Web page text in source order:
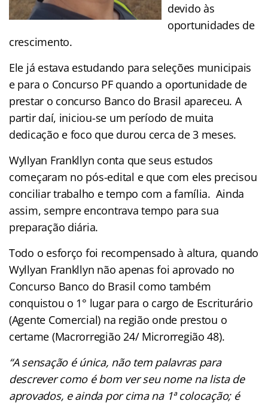
devido às
oportunidades de
crescimento.
Ele já estava estudando para seleções municipais
e para o Concurso PF quando a oportunidade de
prestar o concurso Banco do Brasil apareceu. A
partir daí, iniciou-se um período de muita
dedicação e foco que durou cerca de 3 meses.
Wyllyan Frankllyn conta que seus estudos
começaram no pós-edital e que com eles precisou
conciliar trabalho e tempo com a família. Ainda
assim, sempre encontrava tempo para sua
preparação diária.
Todo o esforço foi recompensado à altura, quando
Wyllyan Frankllyn não apenas foi aprovado no
Concurso Banco do Brasil como também
conquistou o 1° lugar para o cargo de Escriturário
(Agente Comercial) na região onde prestou o
certame (Macrorregião 24/ Microrregião 48).
“A sensação é única, não tem palavras para
descrever como é bom ver seu nome na lista de
aprovados, e ainda por cima na 1ª colocação; é